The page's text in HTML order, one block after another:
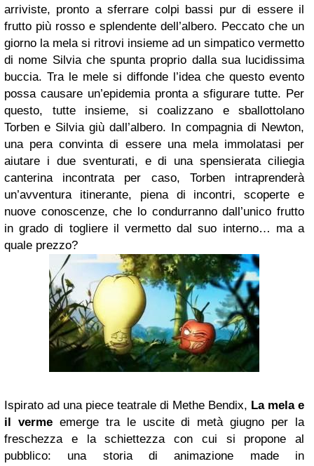
arriviste, pronto a sferrare colpi bassi pur di essere il
frutto più rosso e splendente dell’albero. Peccato che un
giorno la mela si ritrovi insieme ad un simpatico vermetto
di nome Silvia che spunta proprio dalla sua lucidissima
buccia. Tra le mele si diffonde l’idea che questo evento
possa causare un’epidemia pronta a sfigurare tutte. Per
questo, tutte insieme, si coalizzano e sballottolano
Torben e Silvia giù dall’albero. In compagnia di Newton,
una pera convinta di essere una mela immolatasi per
aiutare i due sventurati, e di una spensierata ciliegia
canterina incontrata per caso, Torben intraprenderà
un’avventura itinerante, piena di incontri, scoperte e
nuove conoscenze, che lo condurranno dall’unico frutto
in grado di togliere il vermetto dal suo interno… ma a
quale prezzo?
Ispirato ad una piece teatrale di Methe Bendix, La mela e
il vermeemerge tra le uscite di metà giugno per la
freschezza e la schiettezza con cui si propone al
pubblico: una storia di animazione made in